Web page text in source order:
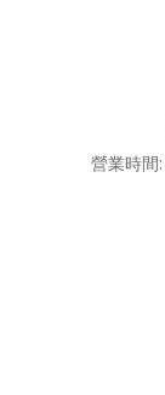
營業時間: